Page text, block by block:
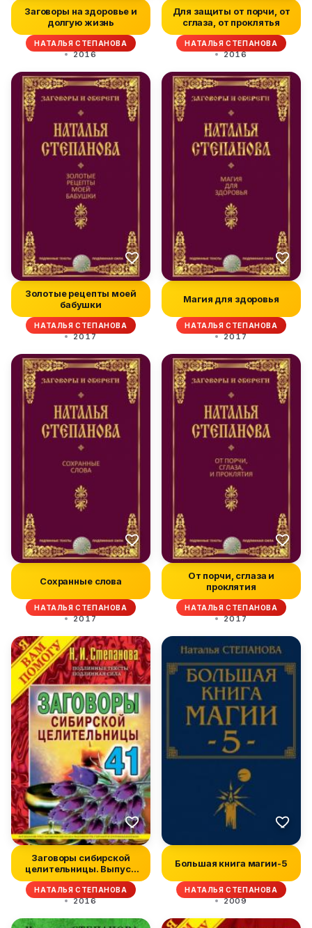
Заговоры на здоровье и
долгую жизнь
НАТАЛЬЯ СТЕПАНОВА
2016
Для защиты от порчи, от
сглаза, от проклятья
НАТАЛЬЯ СТЕПАНОВА
2016
Золотые рецепты моей
бабушки
НАТАЛЬЯ СТЕПАНОВА
2017
Магия для здоровья
НАТАЛЬЯ СТЕПАНОВА
2017
Сохранные слова
НАТАЛЬЯ СТЕПАНОВА
2017
От порчи, сглаза и
проклятия
НАТАЛЬЯ СТЕПАНОВА
2017
Заговоры сибирской
целительницы. Выпуск
41
НАТАЛЬЯ СТЕПАНОВА
2016
Большая книга магии-5
НАТАЛЬЯ СТЕПАНОВА
2009